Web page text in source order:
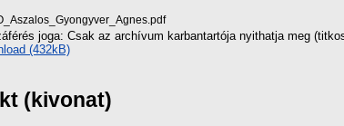
joga: Csak az archívum karbantartója nyithatja meg
(432kB)
(kivonat)